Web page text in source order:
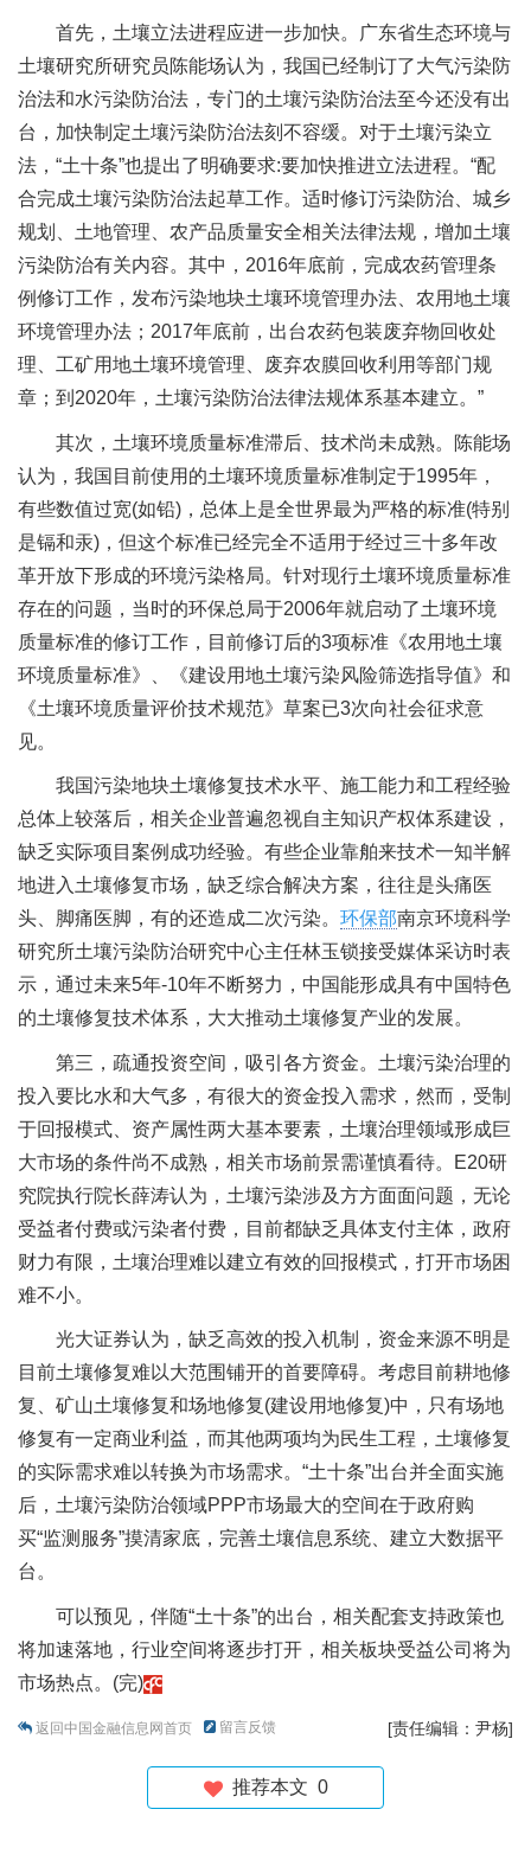
首先，土壤立法进程应进一步加快。广东省生态环境与
土壤研究所研究员陈能场认为，我国已经制订了大气污染防
治法和水污染防治法，专门的土壤污染防治法至今还没有出
台，加快制定土壤污染防治法刻不容缓。对于土壤污染立
法，“土十条”也提出了明确要求:要加快推进立法进程。“配
合完成土壤污染防治法起草工作。适时修订污染防治、城乡
规划、土地管理、农产品质量安全相关法律法规，增加土壤
污染防治有关内容。其中，2016年底前，完成农药管理条
例修订工作，发布污染地块土壤环境管理办法、农用地土壤
环境管理办法；2017年底前，出台农药包装废弃物回收处
理、工矿用地土壤环境管理、废弃农膜回收利用等部门规
章；到2020年，土壤污染防治法律法规体系基本建立。”
其次，土壤环境质量标准滞后、技术尚未成熟。陈能场
认为，我国目前使用的土壤环境质量标准制定于1995年，
有些数值过宽(如铅)，总体上是全世界最为严格的标准(特别
是镉和汞)，但这个标准已经完全不适用于经过三十多年改
革开放下形成的环境污染格局。针对现行土壤环境质量标准
存在的问题，当时的环保总局于2006年就启动了土壤环境
质量标准的修订工作，目前修订后的3项标准《农用地土壤
环境质量标准》、《建设用地土壤污染风险筛选指导值》和
《土壤环境质量评价技术规范》草案已3次向社会征求意
见。
我国污染地块土壤修复技术水平、施工能力和工程经验
总体上较落后，相关企业普遍忽视自主知识产权体系建设，
缺乏实际项目案例成功经验。有些企业靠舶来技术一知半解
地进入土壤修复市场，缺乏综合解决方案，往往是头痛医
头、脚痛医脚，有的还造成二次污染。 环保部南京环境科学
研究所土壤污染防治研究中心主任林玉锁接受媒体采访时表
示，通过未来5年-10年不断努力，中国能形成具有中国特色
的土壤修复技术体系，大大推动土壤修复产业的发展。
第三，疏通投资空间，吸引各方资金。土壤污染治理的
投入要比水和大气多，有很大的资金投入需求，然而，受制
于回报模式、资产属性两大基本要素，土壤治理领域形成巨
大市场的条件尚不成熟，相关市场前景需谨慎看待。E20研
究院执行院长薛涛认为，土壤污染涉及方方面面问题，无论
受益者付费或污染者付费，目前都缺乏具体支付主体，政府
财力有限，土壤治理难以建立有效的回报模式，打开市场困
难不小。
光大证券认为，缺乏高效的投入机制，资金来源不明是
目前土壤修复难以大范围铺开的首要障碍。考虑目前耕地修
复、矿山土壤修复和场地修复(建设用地修复)中，只有场地
修复有一定商业利益，而其他两项均为民生工程，土壤修复
的实际需求难以转换为市场需求。“土十条”出台并全面实施
后，土壤污染防治领域PPP市场最大的空间在于政府购
买“监测服务”摸清家底，完善土壤信息系统、建立大数据平
台。
可以预见，伴随“土十条”的出台，相关配套支持政策也
将加速落地，行业空间将逐步打开，相关板块受益公司将为
市场热点。(完)
返回中国金融信息网首页 留言反馈 [责任编辑：尹杨]
推荐本文 0